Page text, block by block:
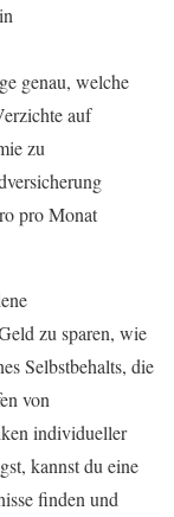
genau, welche
auf
zu
pro Monat
zu sparen, wie
Selbstbehalts, die
von
individueller
kannst du eine
finden und